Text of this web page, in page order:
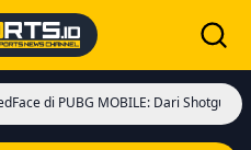
MOBILE: Dari Shotgun Meta